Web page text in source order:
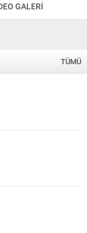
GALERI
TÜMÜ